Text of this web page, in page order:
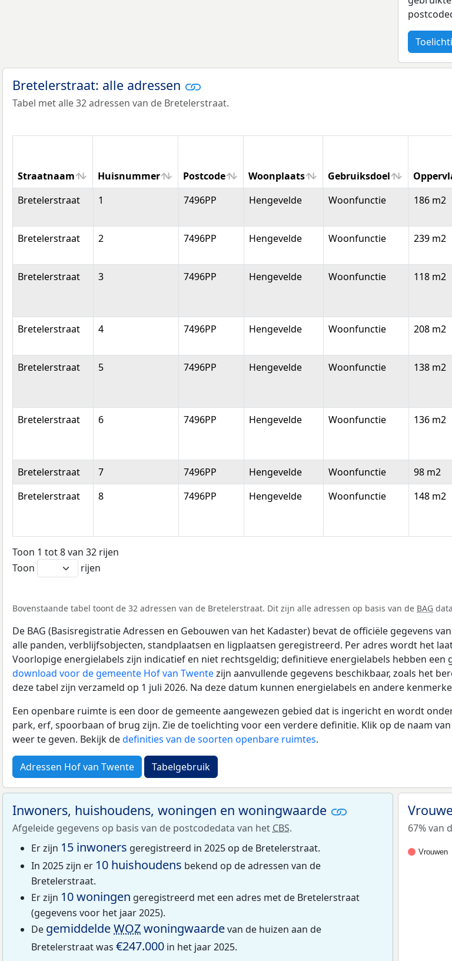
Bretelerstraat: alle adressen
Tabel met alle 32 adressen van de Bretelerstraat.
Straatnaam Huisnummer Postcode Woonplaats Gebruiksdoel
Straatnaam
Huisnummer Postcode Woonplaats Gebruiksdoel
Bretelerstraat 1 7496PP Hengevelde Woonfunctie 186 m2
Bretelerstraat 2 7496PP Hengevelde Woonfunctie 239 m2
Bretelerstraat 3 7496PP Hengevelde Woonfunctie 118 m2
Bretelerstraat 4 7496PP Hengevelde Woonfunctie 208 m2
Bretelerstraat 5 7496PP Hengevelde Woonfunctie 138 m2
Bretelerstraat 6 7496PP Hengevelde Woonfunctie 136 m2
Bretelerstraat 7 7496PP Hengevelde Woonfunctie 98 m2
Bretelerstraat
8 7496PP Hengevelde Woonfunctie 148 m2
Toon 1 tot 8 van 32 rijen
Toon
rijen
Bovenstaande tabel toont de 32 adressen van de Bretelerstraat. Dit zijn alle adressen op basis van de BAG
De BAG (Basisregistratie Adressen en Gebouwen van het Kadaster) bevat de officiële gegevens
alle panden, verblijfsobjecten, standplaatsen en ligplaatsen geregistreerd. Per adres wordt het
Voorlopige energielabels zijn indicatief en niet rechtsgeldig; definitieve energielabels hebben
download voor de gemeente Hof van Twentezijn aanvullende gegevens beschikbaar, zoals het
deze tabel zijn verzameld op 1 juli 2026. Na deze datum kunnen energielabels en andere
Een openbare ruimte is een door de gemeente aangewezen gebied dat is ingericht en wordt
park, erf, spoorbaan of brug zijn. Zie de toelichting voor een verdere definitie. Klik op de naam
weer te geven. Bekijk dedefinities van de soorten openbare ruimtes.
Adressen Hof van Twente Tabelgebruik
Inwoners, huishoudens, woningen en woningwaarde
Afgeleide gegevens op basis van de postcodedata van het CBS.
Er zijn 15 inwoners geregistreerd in 2025 op de Bretelerstraat.
In 2025 zijn er 10 huishoudens bekend op de adressen van de
Bretelerstraat.
Er zijn 10 woningen geregistreerd met een adres met de Bretelerstraat
(gegevens voor het jaar 2025).
De gemiddeldeWOZwoningwaardevan de huizen aan de
Bretelerstraat was €247.000 in het jaar 2025.
67% van
Vrouwen